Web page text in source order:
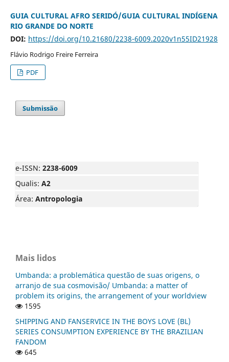
GUIA CULTURAL AFRO SERIDÓ/GUIA CULTURAL INDÍGENA
RIO GRANDE DO NORTE
DOI: https://doi.org/10.21680/2238-6009.2020v1n55ID21928
Flávio Rodrigo Freire Ferreira
PDF
Submissão
e-ISSN: 2238-6009
Qualis: A2
Área: Antropologia
Mais lidos
Umbanda: a problemática questão de suas origens, o
arranjo de sua cosmovisão/ Umbanda: a matter of
problem its origins, the arrangement of your worldview
1595
SHIPPING AND FANSERVICE IN THE BOYS LOVE (BL)
SERIES CONSUMPTION EXPERIENCE BY THE BRAZILIAN
FANDOM
645